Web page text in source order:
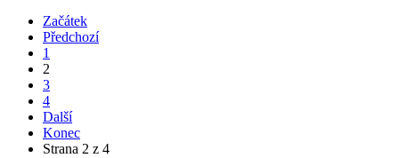
Začátek
Předchozí
1
2
3
4
Další
Konec
Strana 2 z 4